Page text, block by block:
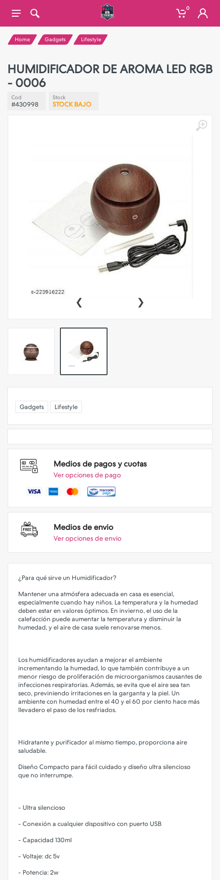
0
Home Gadgets Lifestyle
HUMIDIFICADOR DE AROMA LED RGB
- 0006
Cod
#430998
Stock
STOCK BAJO
‹ ›
Gadgets Lifestyle
Medios de pagos y cuotas
Ver opciones de pago
Medios de envio
Ver opciones de envio
¿Para qué sirve un Humidificador?
Mantener una atmósfera adecuada en casa es esencial,
especialmente cuando hay niños. La temperatura y la humedad
deben estar en valores óptimos. En invierno, el uso de la
calefacción puede aumentar la temperatura y disminuir la
humedad, y el aire de casa suele renovarse menos.
Los humidificadores ayudan a mejorar el ambiente
incrementando la humedad, lo que también contribuye a un
menor riesgo de proliferación de microorganismos causantes de
infecciones respiratorias. Además, se evita que el aire sea tan
seco, previniendo irritaciones en la garganta y la piel. Un
ambiente con humedad entre el 40 y el 60 por ciento hace más
llevadero el paso de los resfriados.
Hidratante y purificador al mismo tiempo, proporciona aire
saludable.
Diseño Compacto para fácil cuidado y diseño ultra silencioso
que no interrumpe.
- Ultra silencioso
- Conexión a cualquier dispositivo con puerto USB
- Capacidad 130ml
- Voltaje: dc 5v
- Potencia: 2w